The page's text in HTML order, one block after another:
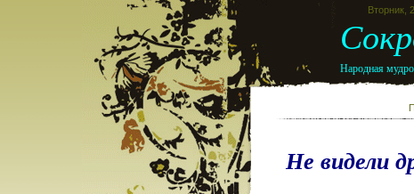
Вторник,
Народная
Не видели